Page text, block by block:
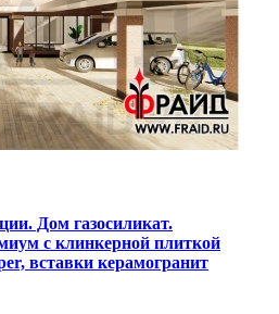
Дом газосиликат.
с клинкерной плиткой
вставки керамогранит